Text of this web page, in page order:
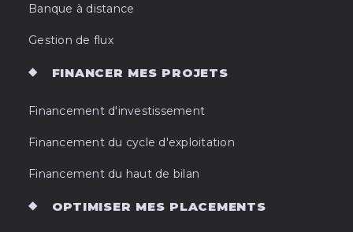
Banque à distance
Gestion de flux
FINANCER MES PROJETS
Financement d'investissement
Financement du cycle d'exploitation
Financement du haut de bilan
OPTIMISER MES PLACEMENTS